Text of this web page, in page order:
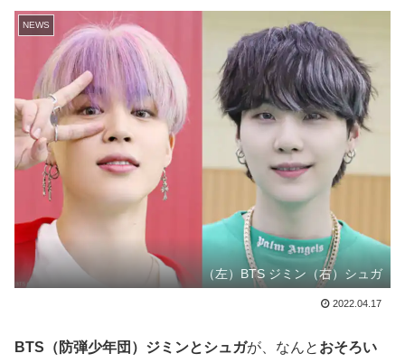
NEWS
（左）BTS ジミン（右）シュガ
2022.04.17
BTS（防弾少年団）ジミンとシュガが、なんと おそろい